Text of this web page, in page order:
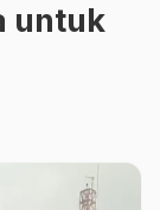
untuk